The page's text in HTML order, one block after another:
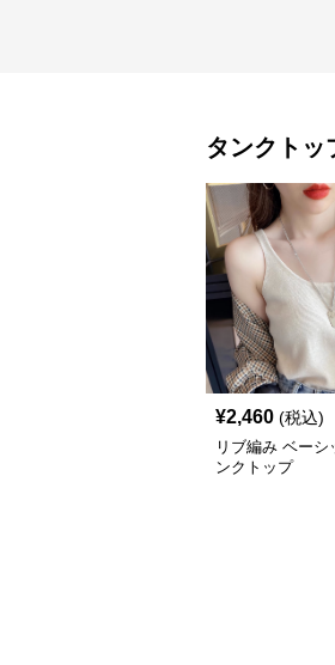
タンクトッ
¥2,460 (税込)
リブ編み ベーシ
ンクトップ